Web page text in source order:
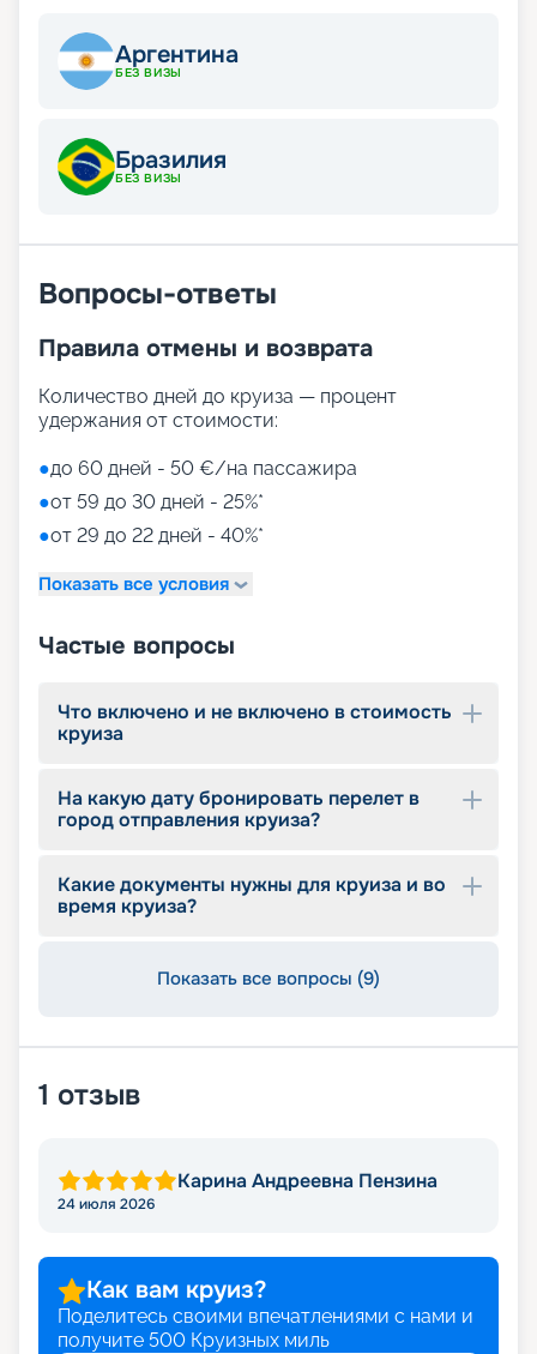
Аргентина
БЕЗ ВИЗЫ
Бразилия
БЕЗ ВИЗЫ
Вопросы-ответы
Правила отмены и возврата
Количество дней до круиза — процент
удержания от стоимости:
●до 60 дней - 50 €/на пассажира
●от 59 до 30 дней - 25%*
●от 29 до 22 дней - 40%*
Показать все условия
Частые вопросы
Что включено и не включено в стоимость
круиза
На какую дату бронировать перелет в
город отправления круиза?
Какие документы нужны для круиза и во
время круиза?
Показать все вопросы (9)
1 отзыв
Карина Андреевна Пензина
24 июля 2026
Как вам круиз?
Поделитесь своими впечатлениями с нами и
получите 500 Круизных миль